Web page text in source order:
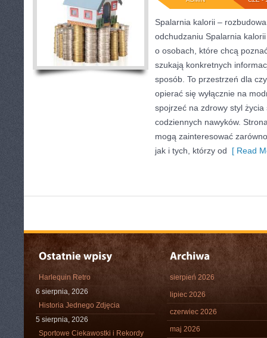
Spalarnia kalorii –
odchudzaniu Spalarnia
o osobach, które chcą
szukają konkretnych
sposób. To przestrzeń dla
opierać się wyłącznie na
spojrzeć na zdrowy styl
codziennych nawyków.
mogą zainteresować
jak i tych, którzy od [ Read
Harlequin Retro
6 sierpnia, 2026
Historia Jednego Zdjęcia
5 sierpnia, 2026
Sportowe Ciekawostki i Rekordy
sierpień 2026
lipiec 2026
czerwiec 2026
maj 2026